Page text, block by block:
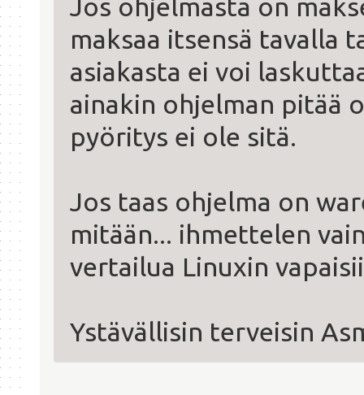
Jos ohjelmasta on
maksaa itsensä tavalla
asiakasta ei voi
ainakin ohjelman pitää
pyöritys ei ole sitä.
Jos taas ohjelma on
mitään... ihmettelen
vertailua Linuxin
Ystävällisin terveisin